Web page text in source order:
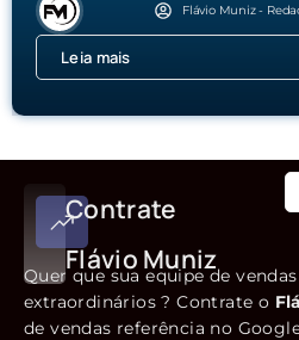
Flávio Muniz -
Leia mais
Contrate
Flávio Muniz
Quer que sua equipe de
extraordinários ? Contrate o
de vendas referência no